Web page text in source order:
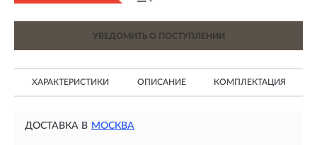
УВЕДОМИТЬ О ПОСТУПЛЕНИИ
ХАРАКТЕРИСТИКИ ОПИСАНИЕ КОМПЛЕКТАЦИЯ
ДОСТАВКА В МОСКВА